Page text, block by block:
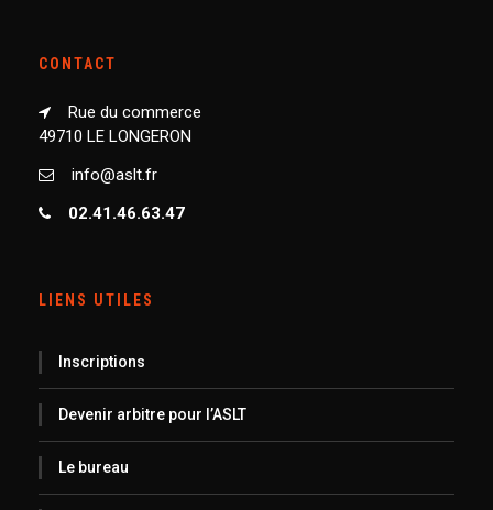
CONTACT
Rue du commerce
49710 LE LONGERON
info@aslt.fr
02.41.46.63.47
LIENS UTILES
Inscriptions
Devenir arbitre pour l’ASLT
Le bureau